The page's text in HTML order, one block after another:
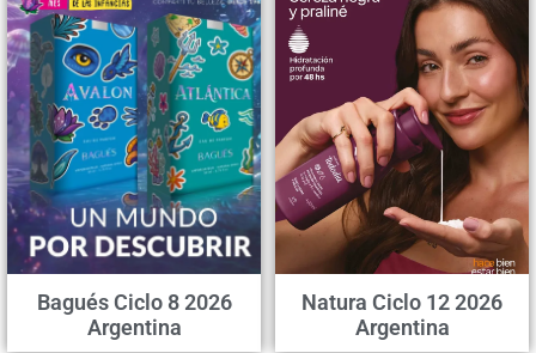
Bagués Ciclo 8 2026
Argentina
Natura Ciclo 12 2026
Argentina